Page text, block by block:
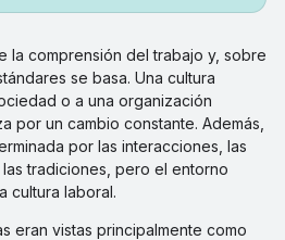
la comprensión del trabajo y, sobre
se basa. Una cultura
o a una organización
por un cambio constante. Además,
por las interacciones, las
tradiciones, pero el entorno
cultura laboral.
eran vistas principalmente como